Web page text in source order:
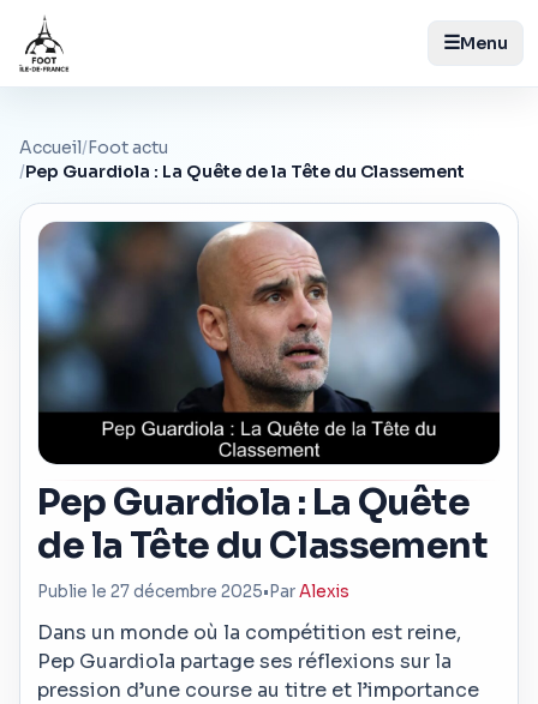
☰Menu
Accueil/Foot actu
/Pep Guardiola : La Quête de la Tête du Classement
Pep Guardiola : La Quête
de la Tête du Classement
Publie le 27 décembre 2025• ParAlexis
Dans un monde où la compétition est reine,
Pep Guardiola partage ses réflexions sur la
pression d’une course au titre et l’importance